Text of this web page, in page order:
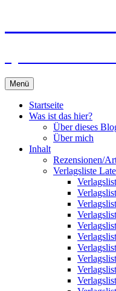
Menü
Startseite
Was ist das hier?
Über dieses
Über mich
Inhalt
Rezensionen/
Verlagsliste